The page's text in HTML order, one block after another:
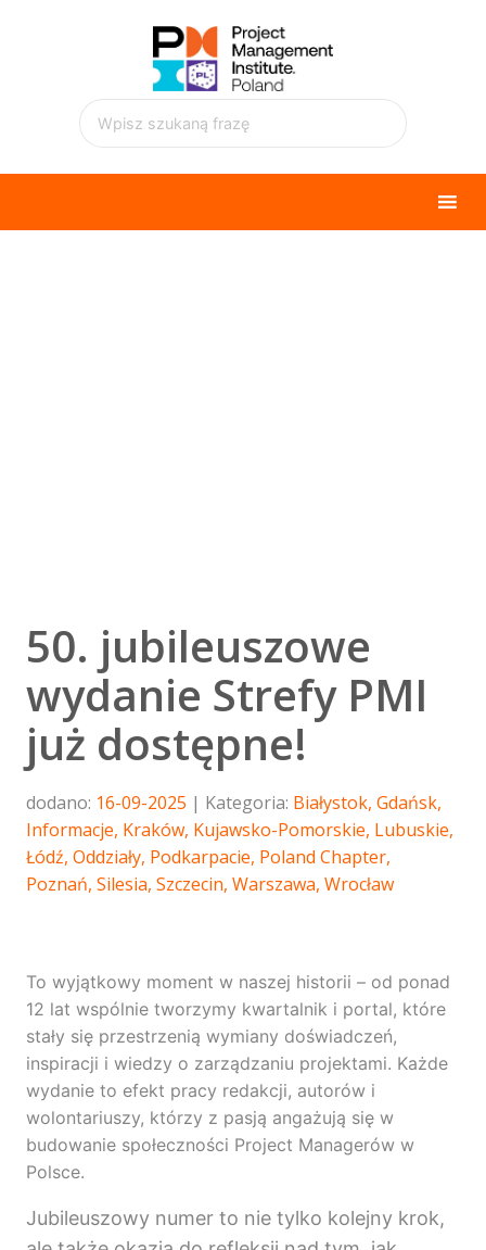
50. jubileuszowe
wydanie Strefy PMI
już dostępne!
dodano: 16-09-2025 Kategoria: Białystok, Gdańsk,
Informacje, Kraków, Kujawsko-Pomorskie, Lubuskie,
Łódź, Oddziały, Podkarpacie, Poland Chapter,
Poznań, Silesia, Szczecin, Warszawa, Wrocław
To wyjątkowy moment w naszej historii – od ponad
12 lat wspólnie tworzymy kwartalnik i portal, które
stały się przestrzenią wymiany doświadczeń,
inspiracji i wiedzy o zarządzaniu projektami. Każde
wydanie to efekt pracy redakcji, autorów i
wolontariuszy, którzy z pasją angażują się w
budowanie społeczności Project Managerów w
Polsce.
Jubileuszowy numer to nie tylko kolejny krok,